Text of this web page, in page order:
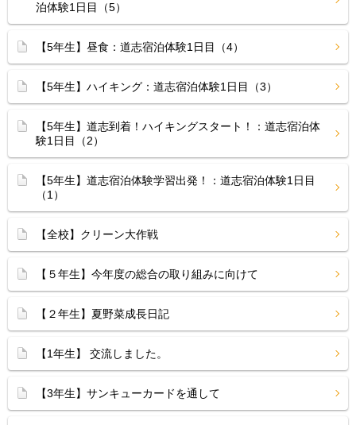
泊体験1日目（5）
【5年生】昼食：道志宿泊体験1日目（4）
【5年生】ハイキング：道志宿泊体験1日目（3）
【5年生】道志到着！ハイキングスタート！：道志宿泊体
験1日目（2）
【5年生】道志宿泊体験学習出発！：道志宿泊体験1日目
（1）
【全校】クリーン大作戦
【５年生】今年度の総合の取り組みに向けて
【２年生】夏野菜成長日記
【1年生】 交流しました。
【3年生】サンキューカードを通して